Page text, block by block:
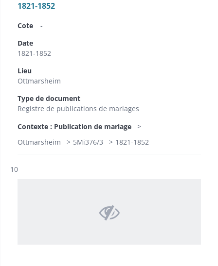
1821-1852
Cote
-
Date
1821-1852
Lieu
Ottmarsheim
Type de document
Registre de publications de mariages
Contexte : Publication de mariage
Ottmarsheim
5Mi376/3 1821-1852
Résultat n°
10